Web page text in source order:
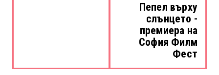
Пепел върху
слънцето -
премиера на
София Филм
Фест